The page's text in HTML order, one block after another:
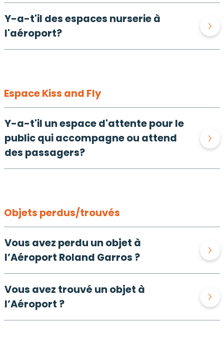
Y-a-t'il des espaces nurserie à
l'aéroport?
Espace Kiss and Fly
Y-a-t'il un espace d'attente pour le
public qui accompagne ou attend
des passagers?
Objets perdus/trouvés
Vous avez perdu un objet à
l’Aéroport Roland Garros ?
Vous avez trouvé un objet à
l’Aéroport ?